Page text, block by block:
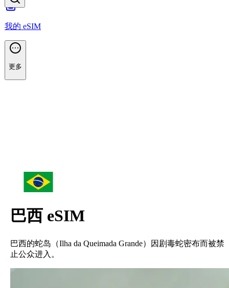
我的 eSIM
更多
巴西 eSIM
巴西的蛇岛（Ilha da Queimada Grande）因剧毒蛇密布而被禁
止公众进入。